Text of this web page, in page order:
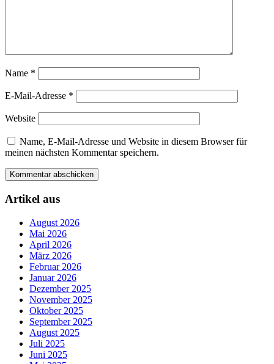
Name *
E-Mail-Adresse *
Website
Name, E-Mail-Adresse und Website in diesem Browser für
meinen nächsten Kommentar speichern.
Artikel aus
August 2026
Mai 2026
April 2026
März 2026
Februar 2026
Januar 2026
Dezember 2025
November 2025
Oktober 2025
September 2025
August 2025
Juli 2025
Juni 2025